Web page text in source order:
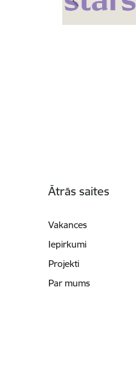
Ātrās saites
Vakances
Iepirkumi
Projekti
Par mums